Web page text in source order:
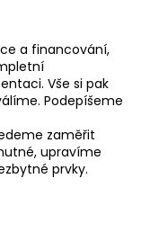
a financování,
Vše si pak
Podepíšeme
zaměřit
upravíme
prvky.